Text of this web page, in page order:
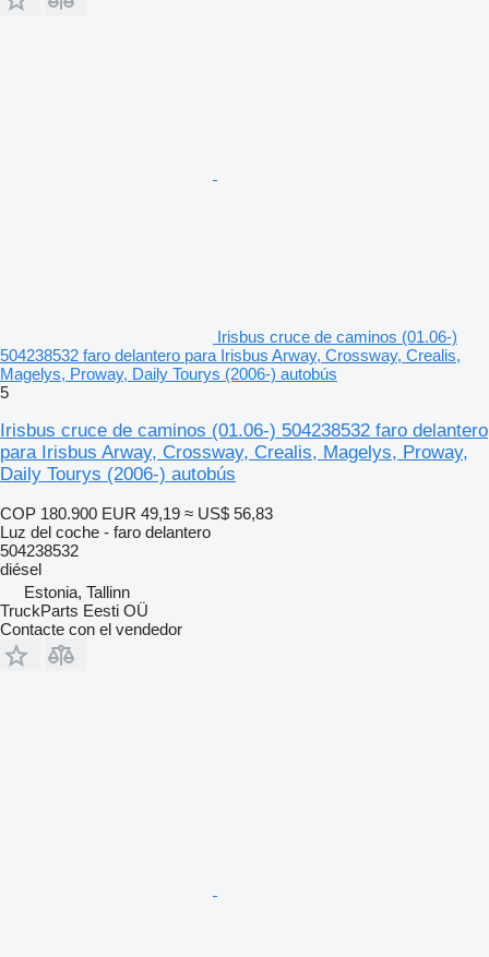
Irisbus cruce de caminos (01.06-)
504238532 faro delantero para Irisbus Arway, Crossway, Crealis,
Magelys, Proway, Daily Tourys (2006-) autobús
5
Irisbus cruce de caminos (01.06-) 504238532 faro delantero
para Irisbus Arway, Crossway, Crealis, Magelys, Proway,
Daily Tourys (2006-) autobús
COP 180.900 EUR 49,19 ≈ US$ 56,83
Luz del coche - faro delantero
504238532
diésel
Estonia, Tallinn
TruckParts Eesti OÜ
Contacte con el vendedor